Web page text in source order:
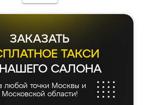
ЗАКАЗАТЬ
ТАКСИ
САЛОНА
любой точки Москвы и
Московской области!